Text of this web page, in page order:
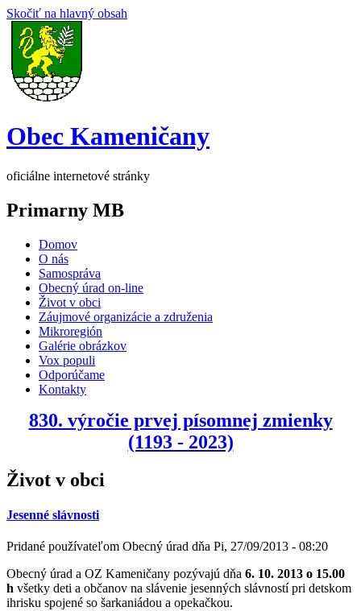
Skočiť na hlavný obsah
Obec Kameničany
oficiálne internetové stránky
Primarny MB
Domov
O nás
Samospráva
Obecný úrad on-line
Život v obci
Záujmové organizácie a združenia
Mikroregión
Galérie obrázkov
Vox populi
Odporúčame
Kontakty
830. výročie prvej písomnej zmienky
(1193 - 2023)
Život v obci
Jesenné slávnosti
Pridané používateľom Obecný úrad dňa Pi, 27/09/2013 - 08:20
Obecný úrad a OZ Kameničany pozývajú dňa 6. 10. 2013 o 15.00
h všetky deti a občanov na slávenie jesenných slávností pri detskom
ihrisku spojené so šarkaniádou a opekačkou.